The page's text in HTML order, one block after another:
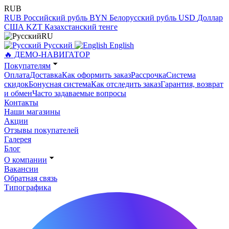
RUB
RUB Российский рубль BYN Белорусский рубль USD Доллар
США KZT Казахстанский тенге
RU
Русский
English
🔥 ДЕМО-НАВИГАТОР
Покупателям
ОплатаДоставкаКак оформить заказРассрочкаСистема
скидокБонусная системаКак отследить заказГарантия, возврат
и обменЧасто задаваемые вопросы
Контакты
Наши магазины
Акции
Отзывы покупателей
Галерея
Блог
О компании
Вакансии
Обратная связь
Типографика